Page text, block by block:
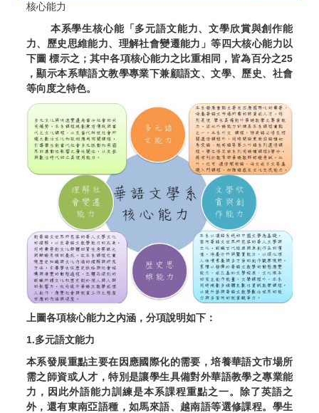
核心能力
本系學生核心能「多元語文能力、文學欣賞與創作能
力、歷史思維能力、理解社會變遷能力」等四大核心能力以
下圖 標示之；其中各項核心能力之比重相同，皆為百分之25
，顯示本系華語文教學專業下兼顧語文、文學、歷史、社會
等向度之特色。
上圖各項核心能力之內涵，分項說明如下：
1.多元語文能力
本系發展重點主要在因應國際化的需要，培養華語文市場所
需之師資或人才，特別是讓學生具備對外華語教學之專業能
力，因此外語能力訓練是本系課程重點之一。除了英語之
外，還有東南亞語種，如馬來語、越南語等選修課程。學生